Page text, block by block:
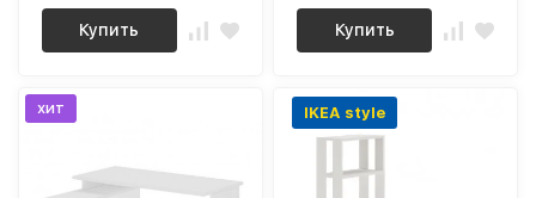
Купить
СТН 145-130
Купить
хит IKEA style